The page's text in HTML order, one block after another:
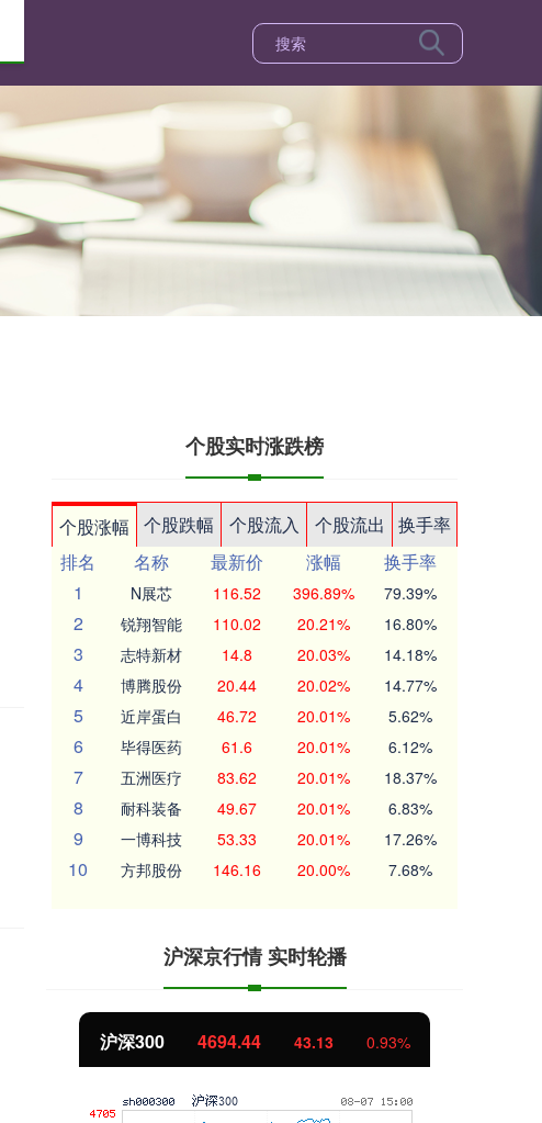
个股实时涨跌榜
个股涨幅 个股跌幅 个股流入 个股流出
换手率
排名
名称 最新价 涨幅
换手率
1
N展芯 116.52 396.89% 79.39%
2 锐翔智能 110.02 20.21% 16.80%
3 志特新材 14.8 20.03% 14.18%
4 博腾股份 20.44 20.02% 14.77%
5 近岸蛋白 46.72 20.01% 5.62%
6 毕得医药 61.6 20.01% 6.12%
7 五洲医疗 83.62 20.01% 18.37%
8 耐科装备 49.67 20.01% 6.83%
9 一博科技 53.33 20.01% 17.26%
10 方邦股份 146.16 20.00% 7.68%
沪深京行情 实时轮播
北证50 1134.24 11.37 1.01%